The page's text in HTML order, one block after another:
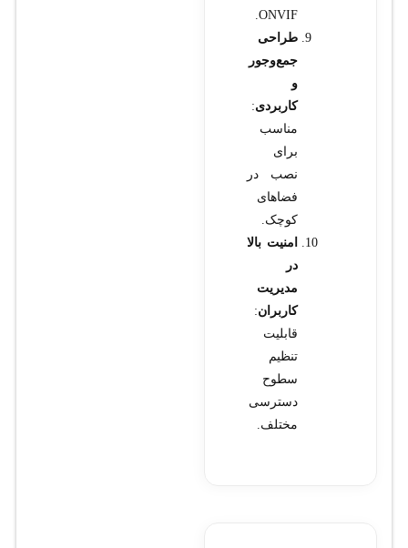
ONVIF.
طراحی
جمع‌وجور
و
کاربردی:
مناسب
برای
نصب در
فضاهای
کوچک.
امنیت بالا
در
مدیریت
کاربران:
قابلیت
تنظیم
سطوح
دسترسی
مختلف.